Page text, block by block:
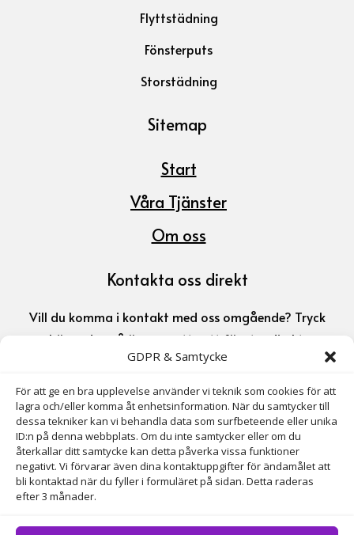
GDPR & Samtycke
För att ge en bra upplevelse använder vi teknik som cookies för att
lagra och/eller komma åt enhetsinformation. När du samtycker till
dessa tekniker kan vi behandla data som surfbeteende eller unika
ID:n på denna webbplats. Om du inte samtycker eller om du
återkallar ditt samtycke kan detta påverka vissa funktioner
negativt. Vi förvarar även dina kontaktuppgifter för ändamålet att
bli kontaktad när du fyller i formuläret på sidan. Detta raderas
efter 3 månader.
Flyttstädning
Fönsterputs
Storstädning
Sitemap
Start
Våra Tjänster
Om oss
Kontakta oss direkt
Vill du komma i kontakt med oss omgående? Tryck
här nedan så öppnas ett nytt fönster direkt.
 072-311 03 35
 gita.latkovska@gmail.com
Adress
Axel Wennergrens Väg 10, 135 39 Tyresö